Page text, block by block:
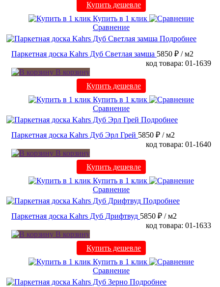
Купить дешевле
Купить в 1 клик
Сравнение
Подробнее
Паркетная доска Kahrs Дуб Светлая замша 5850 ₽ / м2
код товара: 01-1639
В корзину
Купить дешевле
Купить в 1 клик
Сравнение
Подробнее
Паркетная доска Kahrs Дуб Эрл Грей 5850 ₽ / м2
код товара: 01-1640
В корзину
Купить дешевле
Купить в 1 клик
Сравнение
Подробнее
Паркетная доска Kahrs Дуб Дрифтвуд 5850 ₽ / м2
код товара: 01-1633
В корзину
Купить дешевле
Купить в 1 клик
Сравнение
Подробнее